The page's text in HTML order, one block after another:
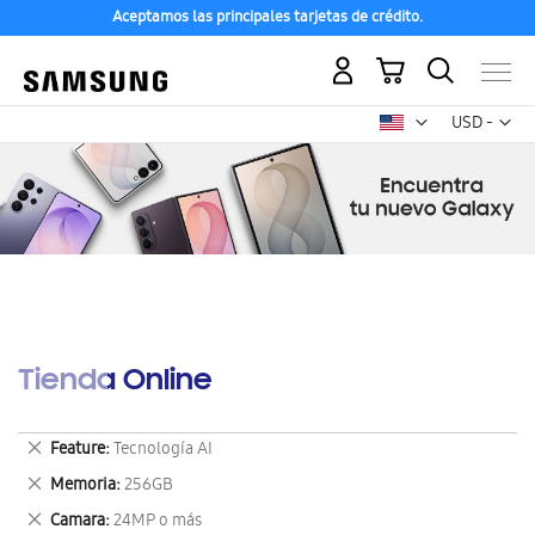
Aceptamos las principales tarjetas de crédito.
USD -
dólar
Mi carrito
Tienda Online
Feature Tecnología AI
Eliminar
este
artículo
Memoria 256GB
Eliminar
este
Camara 24MP o más
Eliminar